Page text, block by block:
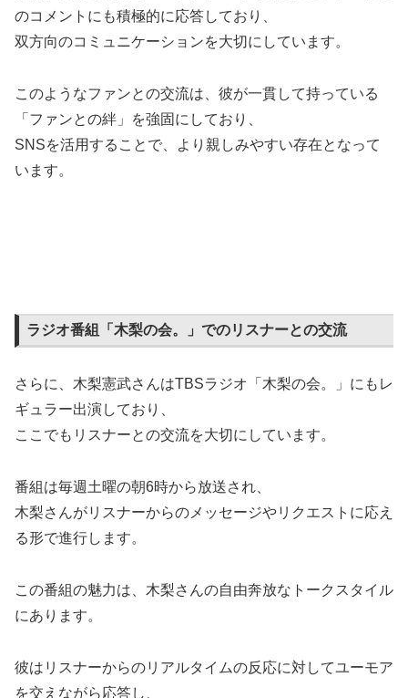
のコメントにも積極的に応答しており、
双方向のコミュニケーションを大切にしています。
このようなファンとの交流は、彼が一貫して持っている
「ファンとの絆」を強固にしており、
SNSを活用することで、より親しみやすい存在となって
います。
ラジオ番組「木梨の会。」でのリスナーとの交流
さらに、木梨憲武さんはTBSラジオ「木梨の会。」にもレ
ギュラー出演しており、
ここでもリスナーとの交流を大切にしています。
番組は毎週土曜の朝6時から放送され、
木梨さんがリスナーからのメッセージやリクエストに応え
る形で進行します。
この番組の魅力は、木梨さんの自由奔放なトークスタイル
にあります。
彼はリスナーからのリアルタイムの反応に対してユーモア
を交えながら応答し、